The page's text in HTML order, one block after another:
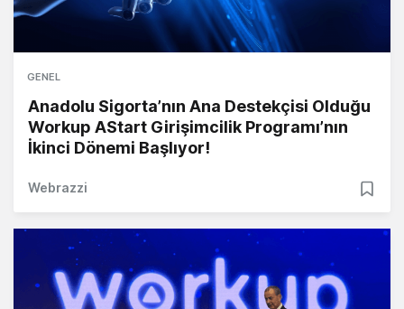
GENEL
Anadolu Sigorta’nın Ana Destekçisi Olduğu
Workup AStart Girişimcilik Programı’nın
İkinci Dönemi Başlıyor!
Webrazzi